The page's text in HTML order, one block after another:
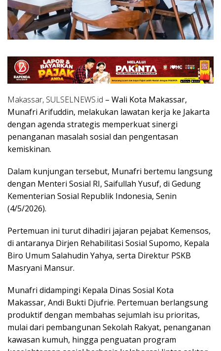
Makassar, SULSELNEWS.id – Wali Kota Makassar,
Munafri Arifuddin, melakukan lawatan kerja ke Jakarta
dengan agenda strategis memperkuat sinergi
penanganan masalah sosial dan pengentasan
kemiskinan.
Dalam kunjungan tersebut, Munafri bertemu langsung
dengan Menteri Sosial RI, Saifullah Yusuf, di Gedung
Kementerian Sosial Republik Indonesia, Senin
(4/5/2026).
Pertemuan ini turut dihadiri jajaran pejabat Kemensos,
di antaranya Dirjen Rehabilitasi Sosial Supomo, Kepala
Biro Umum Salahudin Yahya, serta Direktur PSKB
Masryani Mansur.
Munafri didampingi Kepala Dinas Sosial Kota
Makassar, Andi Bukti Djufrie. Pertemuan berlangsung
produktif dengan membahas sejumlah isu prioritas,
mulai dari pembangunan Sekolah Rakyat, penanganan
kawasan kumuh, hingga penguatan program